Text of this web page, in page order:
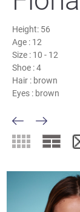
Height: 56
Age : 12
Size : 10 - 12
Shoe :4
Hair : brown
Eyes : brown